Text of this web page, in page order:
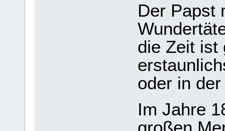
Der Papst
die Zeit ist
oder in
Im Jahre